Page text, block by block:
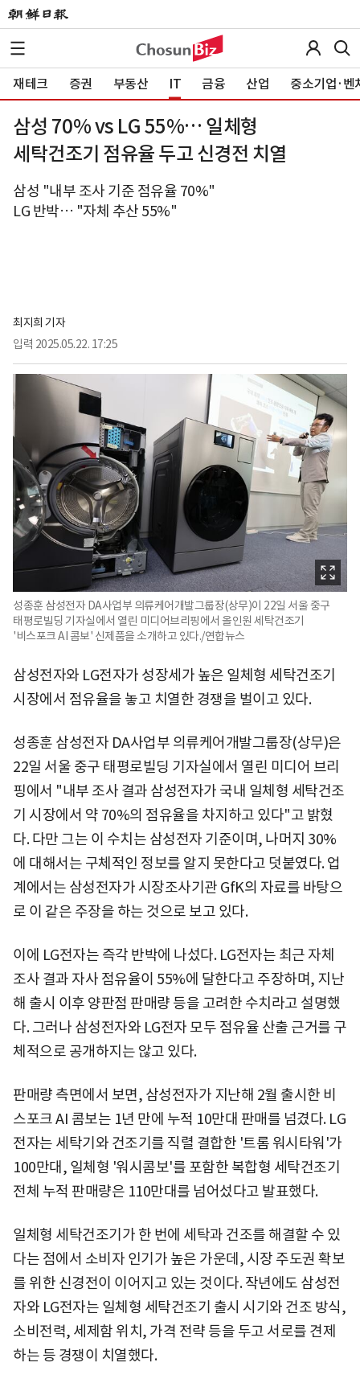
재테크 증권 부동산 IT 금융 산업 중소기업·벤
삼성 70% vs LG 55%… 일체형
세탁건조기 점유율 두고 신경전 치열
삼성 "내부 조사 기준 점유율 70%"
LG 반박… "자체 추산 55%"
최지희 기자
입력 2025.05.22. 17:25
성종훈 삼성전자 DA사업부 의류케어개발그룹장(상무)이 22일 서울 중구
태평로빌딩 기자실에서 열린 미디어브리핑에서 올인원 세탁건조기
'비스포크 AI 콤보' 신제품을 소개하고 있다./연합뉴스
삼성전자와 LG전자가 성장세가 높은 일체형 세탁건조기
시장에서 점유율을 놓고 치열한 경쟁을 벌이고 있다.
성종훈 삼성전자 DA사업부 의류케어개발그룹장(상무)은
22일 서울 중구 태평로빌딩 기자실에서 열린 미디어 브리
핑에서 "내부 조사 결과 삼성전자가 국내 일체형 세탁건조
기 시장에서 약 70%의 점유율을 차지하고 있다"고 밝혔
다. 다만 그는 이 수치는 삼성전자 기준이며, 나머지 30%
에 대해서는 구체적인 정보를 알지 못한다고 덧붙였다. 업
계에서는 삼성전자가 시장조사기관 GfK의 자료를 바탕으
로 이 같은 주장을 하는 것으로 보고 있다.
이에 LG전자는 즉각 반박에 나섰다. LG전자는 최근 자체
조사 결과 자사 점유율이 55%에 달한다고 주장하며, 지난
해 출시 이후 양판점 판매량 등을 고려한 수치라고 설명했
다. 그러나 삼성전자와 LG전자 모두 점유율 산출 근거를 구
체적으로 공개하지는 않고 있다.
판매량 측면에서 보면, 삼성전자가 지난해 2월 출시한 비
스포크 AI 콤보는 1년 만에 누적 10만대 판매를 넘겼다. LG
전자는 세탁기와 건조기를 직렬 결합한 '트롬 워시타워'가
100만대, 일체형 '워시콤보'를 포함한 복합형 세탁건조기
전체 누적 판매량은 110만대를 넘어섰다고 발표했다.
일체형 세탁건조기가 한 번에 세탁과 건조를 해결할 수 있
다는 점에서 소비자 인기가 높은 가운데, 시장 주도권 확보
를 위한 신경전이 이어지고 있는 것이다. 작년에도 삼성전
자와 LG전자는 일체형 세탁건조기 출시 시기와 건조 방식,
소비전력, 세제함 위치, 가격 전략 등을 두고 서로를 견제
하는 등 경쟁이 치열했다.